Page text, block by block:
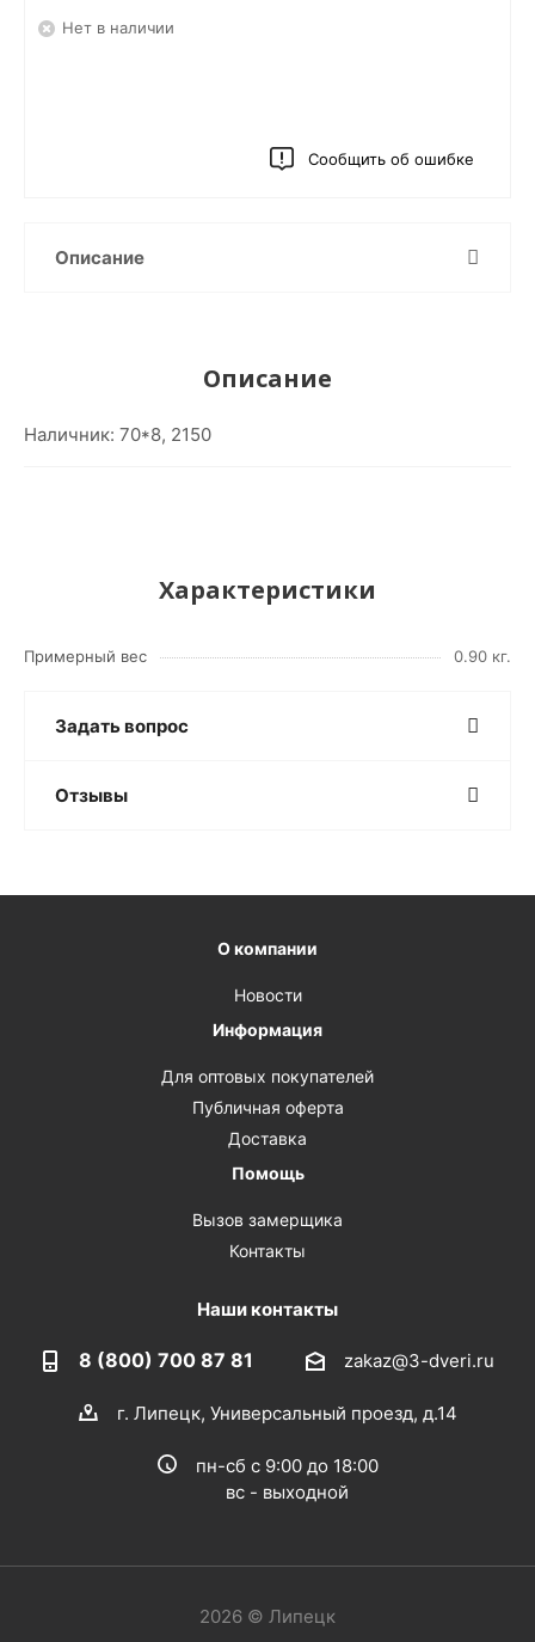
Нет в наличии
Сообщить об ошибке
Описание
Описание
Наличник: 70*8, 2150
Характеристики
Примерный вес 0.90 кг.
Задать вопрос
Отзывы
О компании
Новости
Информация
Для оптовых покупателей
Публичная оферта
Доставка
Помощь
Вызов замерщика
Контакты
Наши контакты
8 (800) 700 87 81 zakaz@3-dveri.ru
г. Липецк, Универсальный проезд, д.14
пн-сб с 9:00 до 18:00
вс - выходной
2026 © Липецк